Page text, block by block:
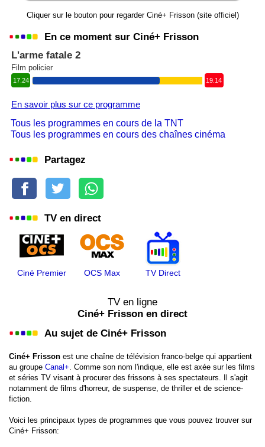
Cliquer sur le bouton pour regarder Ciné+ Frisson (site officiel)
En ce moment sur Ciné+ Frisson
L'arme fatale 2
Film policier
17.24 19.14
En savoir plus sur ce programme
Tous les programmes en cours de la TNT
Tous les programmes en cours des chaînes cinéma
Partagez
TV en direct
Ciné Premier OCS Max TV Direct
TV en ligne
Ciné+ Frisson en direct
Au sujet de Ciné+ Frisson
Ciné+ Frisson est une chaîne de télévision franco-belge qui appartient
au groupe Canal+. Comme son nom l'indique, elle est axée sur les films
et séries TV visant à procurer des frissons à ses spectateurs. Il s'agit
notamment de films d'horreur, de suspense, de thriller et de science-
fiction.
Voici les principaux types de programmes que vous pouvez trouver sur
Ciné+ Frisson: